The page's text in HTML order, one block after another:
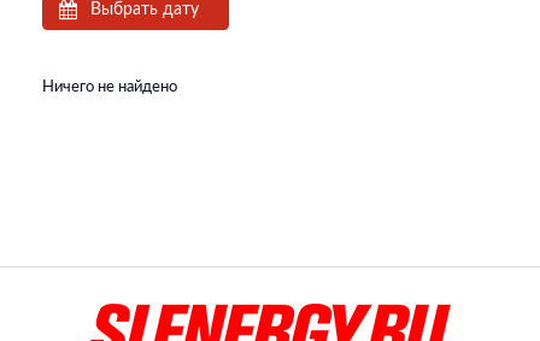
Выбрать дату
Ничего не найдено